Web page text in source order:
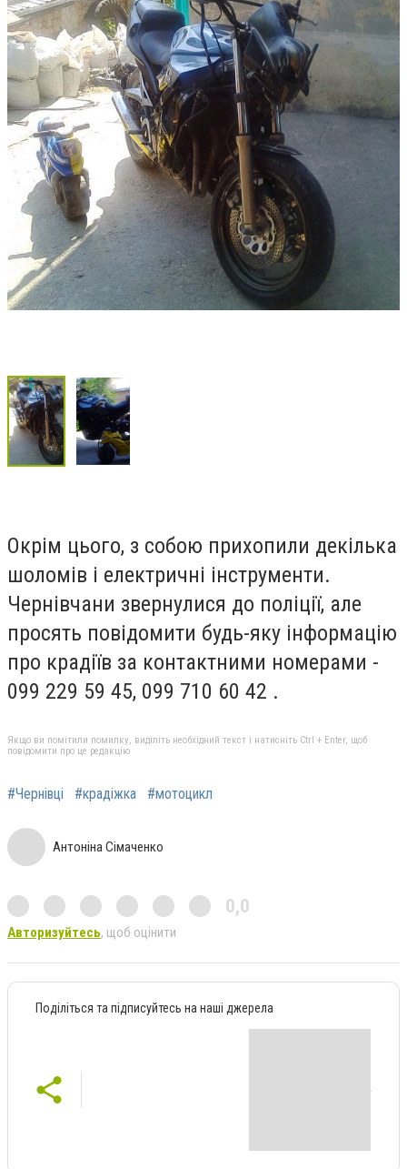
Окрім цього, з собою прихопили декілька
шоломів і електричні інструменти.
Чернівчани звернулися до поліції, але
просять повідомити будь-яку інформацію
про крадіїв за контактними номерами -
099 229 59 45, 099 710 60 42 .
Якщо ви помітили помилку, виділіть необхідний текст і натисніть Ctrl + Enter, щоб
повідомити про це редакцію
#Чернівці #крадіжка #мотоцикл
Антоніна Сімаченко
0,0
Авторизуйтесь, щоб оцінити
Поділіться та підписуйтесь на наші джерела